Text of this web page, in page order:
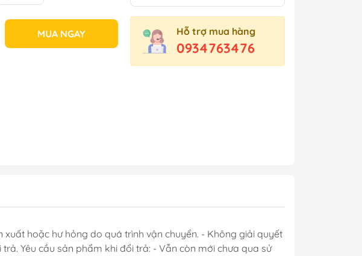
MUA NGAY Hỗ trợ mua hàng
0934763476
hoặc hư hỏng do quá trình vận chuyển. - Không giải quyết
Yêu cầu sản phẩm khi đổi trả: - Vẫn còn mới chưa qua sử